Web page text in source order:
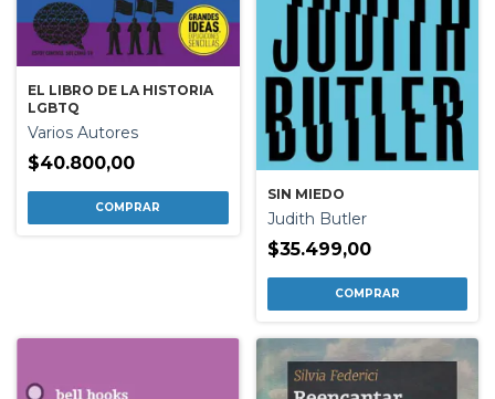
EL LIBRO DE LA HISTORIA
LGBTQ
Varios Autores
$40.800,00
SIN MIEDO
Judith Butler
$35.499,00